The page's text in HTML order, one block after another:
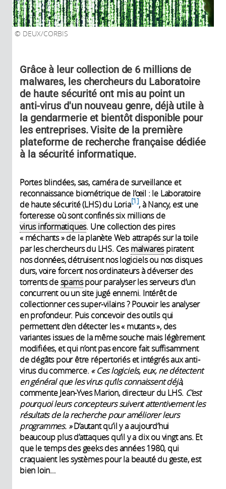
DEUX/CORBIS
Grâce à leur collection de 6 millions de
malwares, les chercheurs du Laboratoire
de haute sécurité ont mis au point un
anti-virus d'un nouveau genre, déjà utile à
la gendarmerie et bientôt disponible pour
les entreprises. Visite de la première
plateforme de recherche française dédiée
à la sécurité informatique.
Portes blindées, sas, caméra de surveillance et
reconnaissance biométrique de l’œil : le Laboratoire
de haute sécurité (LHS) du Loria 1 , à Nancy, est une
forteresse où sont confinés six millions de
virus informatiques. Une collection des pires
« méchants » de la planète Web attrapés sur la toile
par les chercheurs du LHS. Cesmalwarespiratent
nos données, détruisent nos logiciels ou nos disques
durs, voire forcent nos ordinateurs à déverser des
torrents despamspour paralyser les serveurs d’un
concurrent ou un site jugé ennemi. Intérêt de
collectionner ces super-vilains ? Pouvoir les analyser
en profondeur. Puis concevoir des outils qui
permettent d’en détecter les « mutants », des
variantes issues de la même souche mais légèrement
modifiées, et qui n’ont pas encore fait suffisamment
de dégâts pour être répertoriés et intégrés aux anti-
virus du commerce. « Ces logiciels, eux, ne détectent
en général que les virus qu’ils connaissent déjà,
commente Jean-Yves Marion, directeur du LHS. C’est
pourquoi leurs concepteurs suivent attentivement les
résultats de la recherche pour améliorer leurs
programmes. »D’autant qu’il y a aujourd’hui
beaucoup plus d’attaques qu’il y a dix ou vingt ans. Et
que le temps des geeks des années 1980, qui
craquaient les systèmes pour la beauté du geste, est
bien loin…